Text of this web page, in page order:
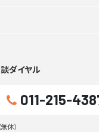
ダイヤル
011-215-
休）